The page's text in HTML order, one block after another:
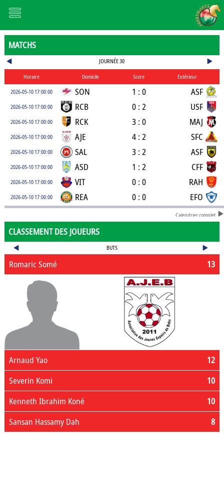
MATCHS
JOURNÉE 30
Horaire Domicile Score
Extérieur
2026-05-10 17:00:00
SON 1 : 0 ASF
2026-05-10 17:00:00 RCB 0 : 2 USF
2026-05-10 17:00:00 RCK 3 : 0 MAJ
2026-05-10 17:00:00 AJE 4 : 2 SFC
2026-05-10 17:00:00 SAL 3 : 2 ASF
2026-05-10 17:00:00 ASD 1 : 2 CFF
2026-05-10 17:00:00 VIT 0 : 0 RAH
2026-05-10 17:00:00 REA 0 : 0 EFO
Calendrier complet
CLASSEMENT DES JOUEURS
BUTS
13
Romaric Somé
12
Arnaud Yao
10
Severin Komi
10
Kenneth Ibrahim Koné
8
Sansan Hassamy Dah